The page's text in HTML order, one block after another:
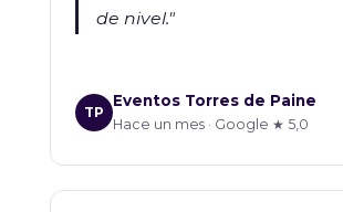
de nivel."
TP
Eventos Torres de Paine
Hace un mes · Google ★ 5,0